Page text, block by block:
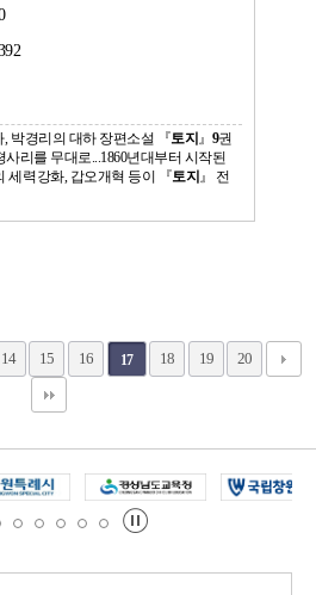
박경리의 대하 장편소설 『토지 』 9권
사리를 무대로...1860년대부터 시작된
세력강화, 갑오개혁 등이 『토지 』 전
14 15 16 17 18 19 20